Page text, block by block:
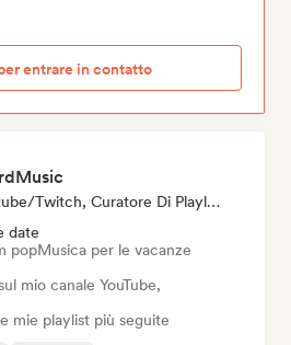
entrare in contatto
Canale Youtube/Twitch, Curatore Di Playlist
date
popMusica per le vacanze
mio canale YouTube,
mie playlist più seguite